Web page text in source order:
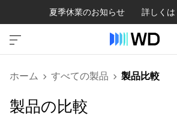
夏季休業のお知らせ 詳しくは
ホーム すべての製品 製品比較
製品の比較